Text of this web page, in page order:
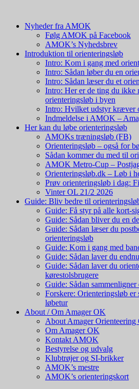
Nyheder fra AMOK
Følg AMOK på Facebook
AMOK’s Nyhedsbrev
Introduktion til orienteringsløb
Intro: Kom i gang med
Intro: Sådan løber du en
Intro: Sådan læser du et
Intro: Her er de ting du ikke
orienteringsløb i byen
Intro: Hvilket udstyr kræver
Indmeldelse i AMOK –
Her kan du løbe orienteringsløb
AMOKs træningsløb (FB)
Orienteringsløb – også for
Sådan kommer du med til
AMOK Metro-Cup –
Orienteringsløb.dk – Løb i
Prøv orienteringsløb i dag:
Vinter OL 21/2 2026
Guide: Bliv bedre til
Guide: Få styr på alle kort-
Guide: Sådan bliver du en
Guide: Sådan læser du
orienteringsløb
Guide: Kom i gang med
Guide: Sådan laver du
Guide: Sådan laver du
kørestolsbrugere
Guide: Sådan
Forskere: Orienteringsløb er
løbetur
About / Om Amager OK
About Amager
Om Amager OK
Kontakt AMOK
Bestyrelse og udvalg
Klubtrøjer og SI-brikker
AMOK’s mestre
AMOK’s orienteringskort